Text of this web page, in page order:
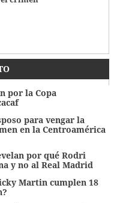
por la Copa
para vengar la
en la Centroamérica
por qué Rodri
y no al Real Madrid
Martin cumplen 18